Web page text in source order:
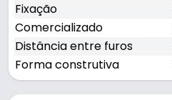
Fixação
Comercializado
Distância entre furos
Forma construtiva